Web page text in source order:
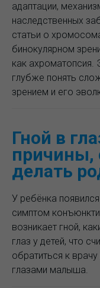
адаптации,
наследственных
статьи о
бинокулярном
как ахроматопсия.
глубже понять
зрением и его
Гной в
причины,
делать
У ребёнка
симптом
возникает гной,
глаз у детей, что
обратиться к
глазами малыша.